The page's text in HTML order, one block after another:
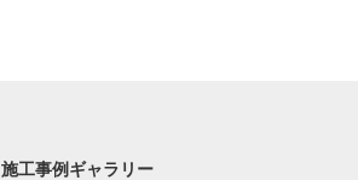
施工事例ギャラリー